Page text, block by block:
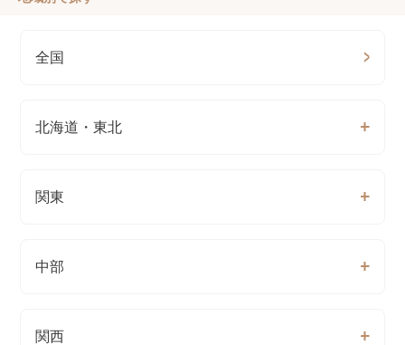
全国
北海道・東北
関東
中部
関西